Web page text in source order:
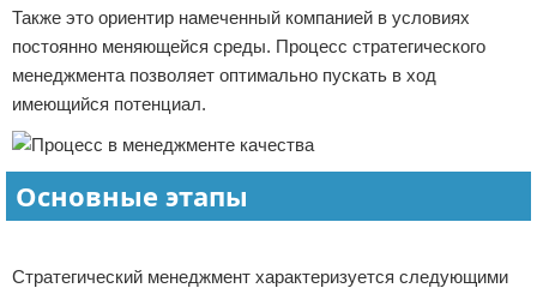
Также это ориентир намеченный компанией в условиях
постоянно меняющейся среды. Процесс стратегического
менеджмента позволяет оптимально пускать в ход
имеющийся потенциал.
Основные этапы
Стратегический менеджмент характеризуется следующими